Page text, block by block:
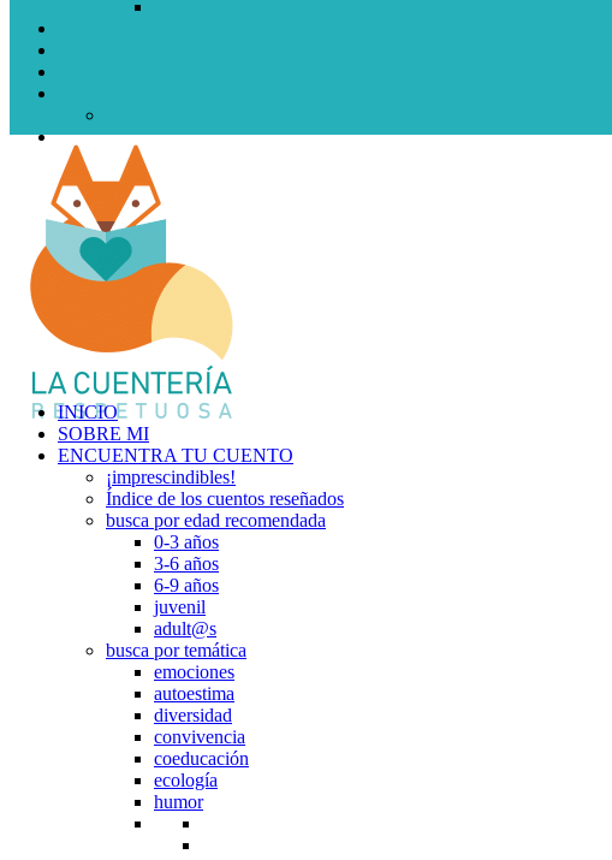
INICIO
SOBRE MI
ENCUENTRA TU CUENTO
¡imprescindibles!
Índice de los cuentos reseñados
busca por edad recomendada
0-3 años
3-6 años
6-9 años
juvenil
adult@s
busca por temática
emociones
autoestima
diversidad
convivencia
coeducación
ecología
humor